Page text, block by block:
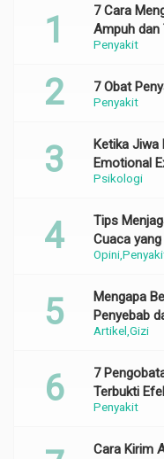
Penyakit
7 Cara
Ampuh dan
Penyakit
7 Obat
Psikologi
Ketika Jiwa
Emotional
Opini
Tips
Cuaca
Artikel Gizi
Mengapa
Penyebab
Penyakit
7
Terbukti
Cara Kirim